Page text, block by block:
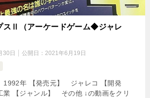
スⅡ（アーケードゲーム◆ジャレ
30日 公開日： 2021年6月19日
1992年 【発売元】 ジャレコ 【開発
【ジャンル】 その他 ↓の動画をクリ